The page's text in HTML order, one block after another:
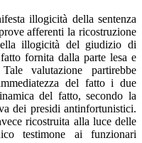
illogicità della sentenza
afferenti la ricostruzione
illogicità del giudizio di
fornita dalla parte lesa e
valutazione partirebbe
del fatto i due
del fatto, secondo la
dei presidi antinfortunistici.
ricostruita alla luce delle
testimone ai funzionari